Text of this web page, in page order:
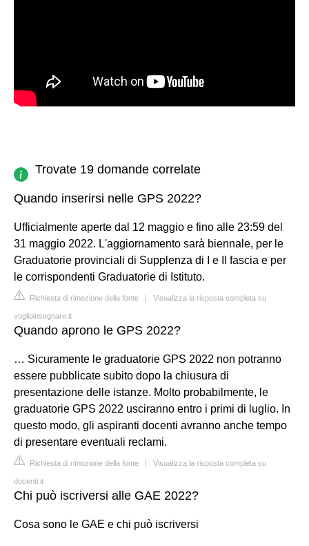
Trovate 19 domande correlate
Quando inserirsi nelle GPS 2022?
Ufficialmente aperte dal 12 maggio e fino alle 23:59 del
31 maggio 2022. L'aggiornamento sarà biennale, per le
Graduatorie provinciali di Supplenza di I e II fascia e per
le corrispondenti Graduatorie di Istituto.
Richiesta di rimozione della fonte | Visualizza la risposta completa su
voglioinsegnare.it
Quando aprono le GPS 2022?
… Sicuramente le graduatorie GPS 2022 non potranno
essere pubblicate subito dopo la chiusura di
presentazione delle istanze. Molto probabilmente, le
graduatorie GPS 2022 usciranno entro i primi di luglio. In
questo modo, gli aspiranti docenti avranno anche tempo
di presentare eventuali reclami.
Richiesta di rimozione della fonte | Visualizza la risposta completa su
docenti.it
Chi può iscriversi alle GAE 2022?
Cosa sono le GAE e chi può iscriversi